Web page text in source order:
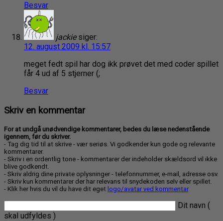
Besvar
jackie siger:
12. august 2009 kl. 15:57
meget fedt spil har dog ikk prøvet det med coder spillet
får 4 ud af 5 stjerner (;
Besvar
Skriv en kommentar
For at undgå unødvendige kommentarer, bedes du læse nedenstående
igennem, før du skriver.
- Tag dig tid til at skrive - vær seriøs. Vi godkender kun gode og relevante
kommentarer.
- Skriv i en ordentlig tone - kommentarer der indeholder skældsord vil ikke
blive godkendt.
- Skriv aldrig dine private oplysninger - telefonnummer, e-mail, adresse osv.
- Skriv kun kommentarer der har relevans til snydekoden selv eller spillet.
- Klik her hvis du vil du have dit eget logo/avatar ved kommentar.
Dit navn (
skal udfyldes )